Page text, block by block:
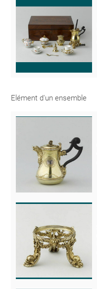
Elément d'un ensemble